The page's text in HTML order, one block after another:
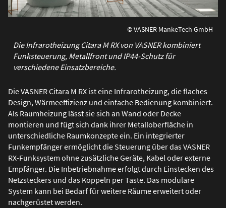
© VASNER MankeTech GmbH
Die Infrarotheizung Citara M RX von VASNER kombiniert
Funksteuerung, Metallfront und IP44-Schutz für
verschiedene Einsatzbereiche.
Die VASNER Citara M RX ist eine Infrarotheizung, die flaches
Design, Wärmeeffizienz und einfache Bedienung kombiniert.
Als Raumheizung lässt sie sich an Wand oder Decke
montieren und fügt sich dank ihrer Metalloberfläche in
unterschiedliche Raumkonzepte ein. Ein integrierter
Funkempfänger ermöglicht die Steuerung über das VASNER
RX-Funksystem ohne zusätzliche Geräte, Kabel oder externe
Empfänger. Die Inbetriebnahme erfolgt durch Einstecken des
Netzsteckers und das Koppeln per Taste. Das modulare
System kann bei Bedarf für weitere Räume erweitert oder
nachgerüstet werden.